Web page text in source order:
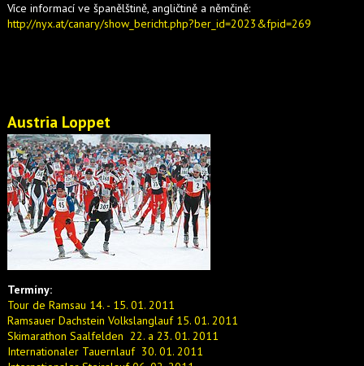
Více informací ve španělštině, angličtině a němčině:
http://nyx.at/canary/show_bericht.php?ber_id=2023&fpid=269
Austria Loppet
Termíny:
Tour de Ramsau 14. - 15. 01. 2011
Ramsauer Dachstein Volkslanglauf 15. 01. 2011
Skimarathon Saalfelden 22. a 23. 01. 2011
Internationaler Tauernlauf 30. 01. 2011